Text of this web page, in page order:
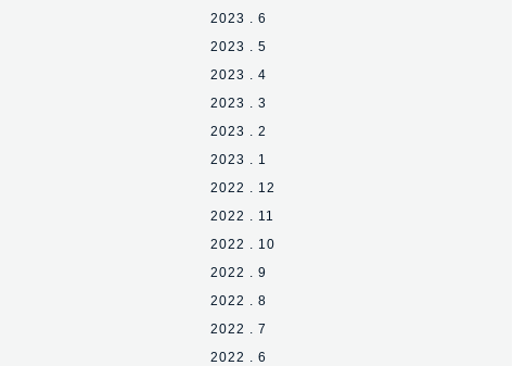
2023 . 6
2023 . 5
2023 . 4
2023 . 3
2023 . 2
2023 . 1
2022 . 12
2022 . 11
2022 . 10
2022 . 9
2022 . 8
2022 . 7
2022 . 6